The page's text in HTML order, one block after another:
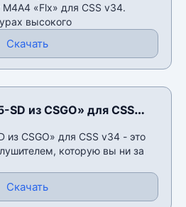
«Flx» для CSS v34.
высокого
Скачать
из CSGO» для CSS
из CSGO» для CSS v34 - это
которую вы ни за
Скачать